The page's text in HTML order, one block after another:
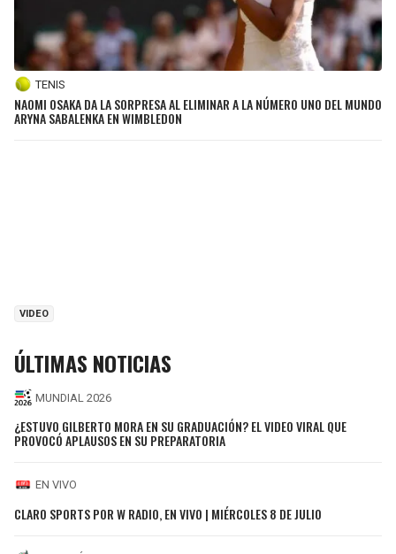
TENIS
NAOMI OSAKA DA LA SORPRESA AL ELIMINAR A LA NÚMERO UNO DEL MUNDO
ARYNA SABALENKA EN WIMBLEDON
VIDEO
ÚLTIMAS NOTICIAS
MUNDIAL 2026
¿ESTUVO GILBERTO MORA EN SU GRADUACIÓN? EL VIDEO VIRAL QUE
PROVOCÓ APLAUSOS EN SU PREPARATORIA
EN VIVO
CLARO SPORTS POR W RADIO, EN VIVO | MIÉRCOLES 8 DE JULIO